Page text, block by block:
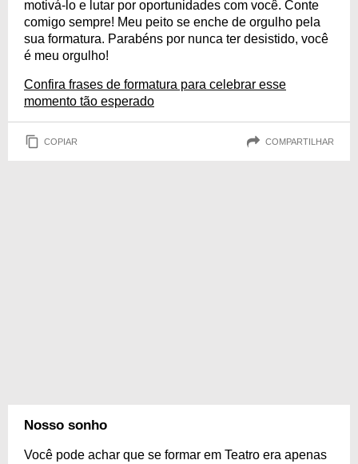
motivá-lo e lutar por oportunidades com você. Conte
comigo sempre! Meu peito se enche de orgulho pela
sua formatura. Parabéns por nunca ter desistido, você
é meu orgulho!
Confira frases de formatura para celebrar esse
momento tão esperado
COPIAR COMPARTILHAR
Nosso sonho
Você pode achar que se formar em Teatro era apenas